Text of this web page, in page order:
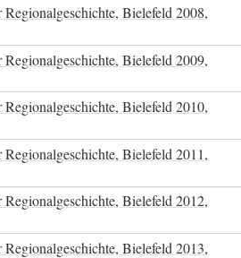
Bielefeld 2008,
Bielefeld 2009,
Bielefeld 2010,
Bielefeld 2011,
Bielefeld 2012,
Bielefeld 2013,